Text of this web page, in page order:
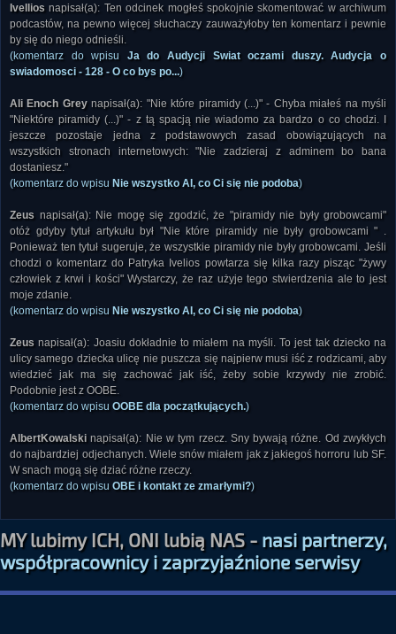
Ivellios napisał(a): Ten odcinek mogłeś spokojnie skomentować w archiwum
podcastów, na pewno więcej słuchaczy zauważyłoby ten komentarz i pewnie
by się do niego odnieśli.
(komentarz do wpisu Ja do Audycji Swiat oczami duszy. Audycja o
swiadomosci - 128 - O co bys po...)
Ali Enoch Greynapisał(a): "Nie które piramidy (...)" - Chyba miałeś na myśli
"Niektóre piramidy (...)" - z tą spacją nie wiadomo za bardzo o co chodzi. I
jeszcze pozostaje jedna z podstawowych zasad obowiązujących na
wszystkich stronach internetowych: "Nie zadzieraj z adminem bo bana
dostaniesz."
(komentarz do wpisu Nie wszystko AI, co Ci się nie podoba)
Zeus napisał(a): Nie mogę się zgodzić, że "piramidy nie były grobowcami"
otóż gdyby tytuł artykułu był "Nie które piramidy nie były grobowcami " .
Ponieważ ten tytuł sugeruje, że wszystkie piramidy nie były grobowcami. Jeśli
chodzi o komentarz do Patryka Ivelios powtarza się kilka razy pisząc "żywy
człowiek z krwi i kości" Wystarczy, że raz użyje tego stwierdzenia ale to jest
moje zdanie.
(komentarz do wpisu Nie wszystko AI, co Ci się nie podoba)
Zeus napisał(a): Joasiu dokładnie to miałem na myśli. To jest tak dziecko na
ulicy samego dziecka ulicę nie puszcza się najpierw musi iść z rodzicami, aby
wiedzieć jak ma się zachować jak iść, żeby sobie krzywdy nie zrobić.
Podobnie jest z OOBE.
(komentarz do wpisu OOBE dla początkujących.)
AlbertKowalski napisał(a): Nie w tym rzecz. Sny bywają różne. Od zwykłych
do najbardziej odjechanych. Wiele snów miałem jak z jakiegoś horroru lub SF.
W snach mogą się dziać różne rzeczy.
(komentarz do wpisu OBE i kontakt ze zmarłymi?)
MY lubimy ICH, ONI lubią NAS -nasi partnerzy,
współpracownicy i zaprzyjaźnione serwisy